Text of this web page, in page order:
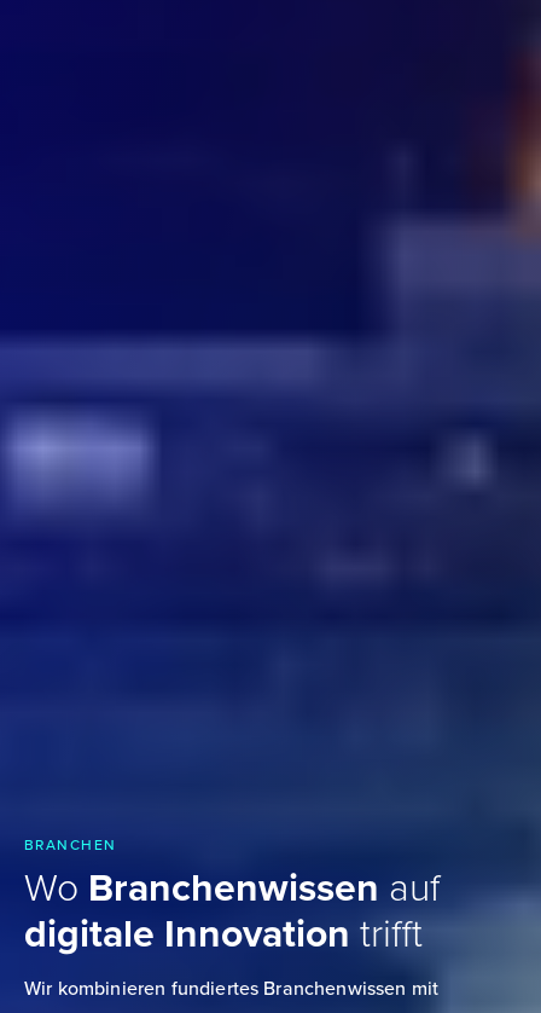
BRANCHEN
Wo Branchenwissen auf
digitale Innovation trifft
Wir kombinieren fundiertes Branchenwissen mit